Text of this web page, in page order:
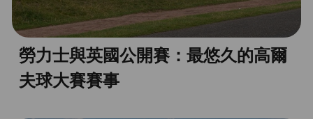
勞力士與英國公開賽：最悠久的高爾
夫球大賽賽事